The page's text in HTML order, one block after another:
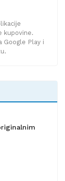
kupovine.
Google Play i